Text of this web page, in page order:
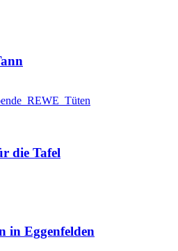
die Tafel
in Eggenfelden